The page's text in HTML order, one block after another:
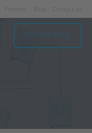
Partners
TRY FOR FREE